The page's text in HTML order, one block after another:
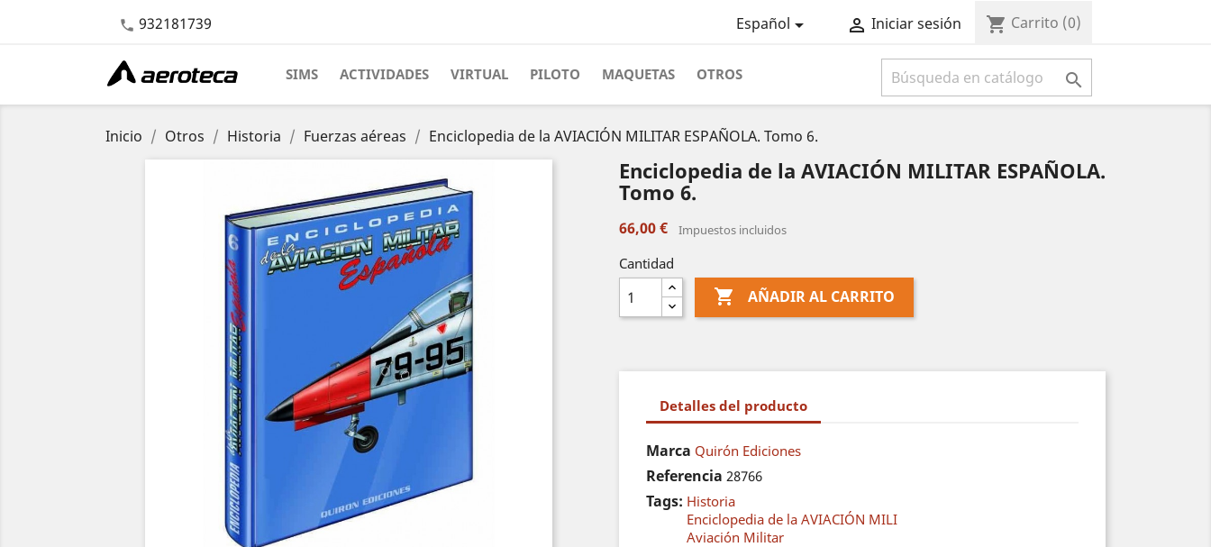
 932181739 Español  Iniciar sesión shopping_cart Carrito (0)
SIMS ACTIVIDADES VIRTUAL PILOTO MAQUETAS OTROS 
Inicio Otros Historia Fuerzas aéreas Enciclopedia de la AVIACIÓN MILITAR ESPAÑOLA. Tomo 6.
Enciclopedia de la AVIACIÓN MILITAR ESPAÑOLA.
Tomo 6.
66,00 € Impuestos incluidos
Cantidad
 AÑADIR AL CARRITO
Detalles del producto
Marca Quirón Ediciones
Referencia 28766
Tags: Historia
Enciclopedia de la AVIACIÓN MILI
Aviación Militar